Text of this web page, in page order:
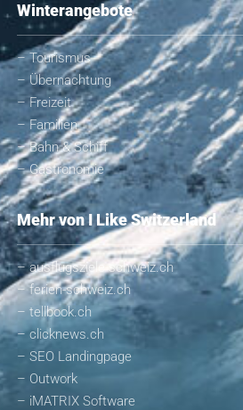
Winterangebote
– Tourismus
– Übernachtung
– Freizeit
– Familien
– Bahn & Schiff
– Gastronomie
Mehr von I Like Switzerland
– ausflugsziele-schweiz.ch
– ferien-schweiz.ch
– tellbook.ch
– clicknews.ch
– SEO Landingpage
– Outwork
– iMATRIX Software